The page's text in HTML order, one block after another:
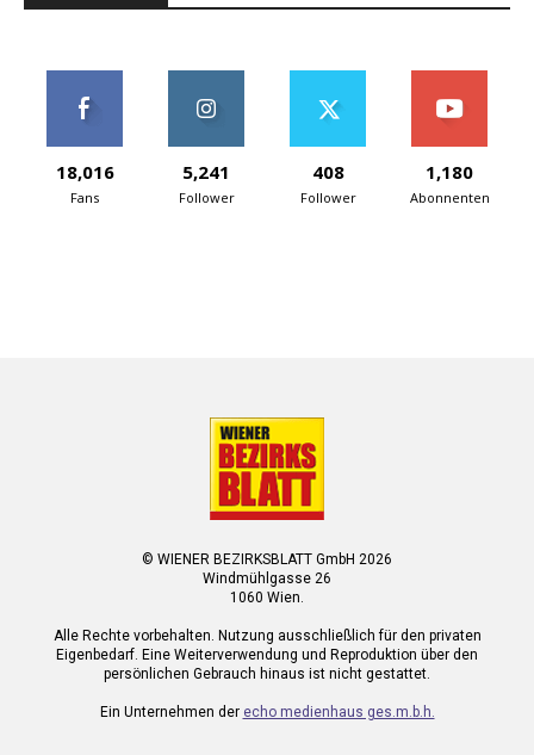
18,016
Fans
5,241
Follower
408
Follower
1,180
Abonnenten
© WIENER BEZIRKSBLATT GmbH 2026
Windmühlgasse 26
1060 Wien.
Alle Rechte vorbehalten. Nutzung ausschließlich für den privaten
Eigenbedarf. Eine Weiterverwendung und Reproduktion über den
persönlichen Gebrauch hinaus ist nicht gestattet.
Ein Unternehmen der echo medienhaus ges.m.b.h.